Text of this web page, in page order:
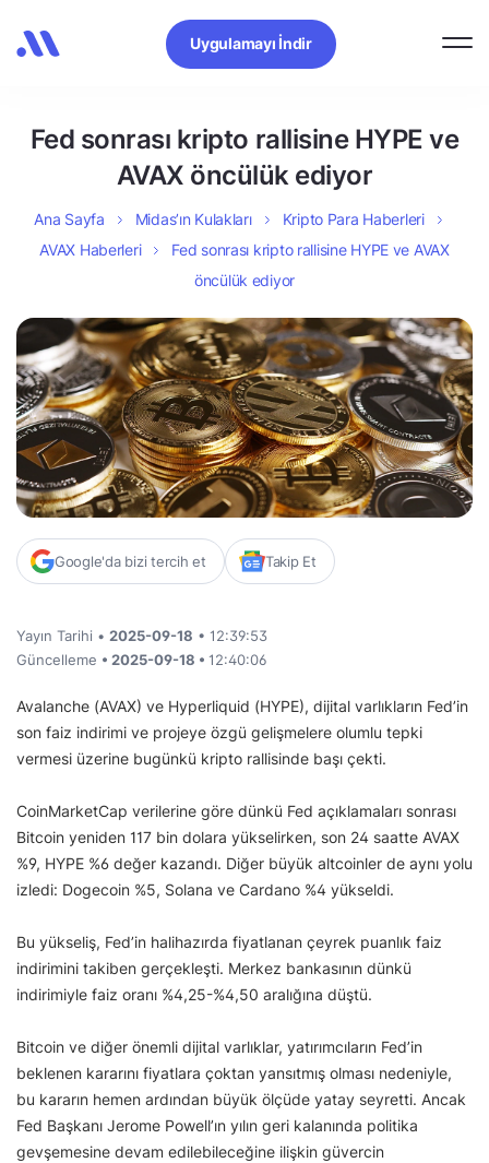
Uygulamayı İndir
Fed sonrası kripto rallisine HYPE ve
AVAX öncülük ediyor
Ana Sayfa Midas’ın Kulakları
Kripto Para Haberleri
AVAX Haberleri
Fed sonrası kripto rallisine HYPE ve AVAX
öncülük ediyor
Google'da bizi tercih et Takip Et
Yayın Tarihi • 2025-09-18 • 12:39:53
Güncelleme • 2025-09-18 • 12:40:06
Avalanche (AVAX) ve Hyperliquid (HYPE), dijital varlıkların Fed’in
son faiz indirimi ve projeye özgü gelişmelere olumlu tepki
vermesi üzerine bugünkü kripto rallisinde başı çekti.
CoinMarketCap verilerine göre dünkü Fed açıklamaları sonrası
Bitcoin yeniden 117 bin dolara yükselirken, son 24 saatte AVAX
%9, HYPE %6 değer kazandı. Diğer büyük altcoinler de aynı yolu
izledi: Dogecoin %5, Solana ve Cardano %4 yükseldi.
Bu yükseliş, Fed’in halihazırda fiyatlanan çeyrek puanlık faiz
indirimini takiben gerçekleşti. Merkez bankasının dünkü
indirimiyle faiz oranı %4,25-%4,50 aralığına düştü.
Bitcoin ve diğer önemli dijital varlıklar, yatırımcıların Fed’in
beklenen kararını fiyatlara çoktan yansıtmış olması nedeniyle,
bu kararın hemen ardından büyük ölçüde yatay seyretti. Ancak
Fed Başkanı Jerome Powell’ın yılın geri kalanında politika
gevşemesine devam edilebileceğine ilişkin güvercin